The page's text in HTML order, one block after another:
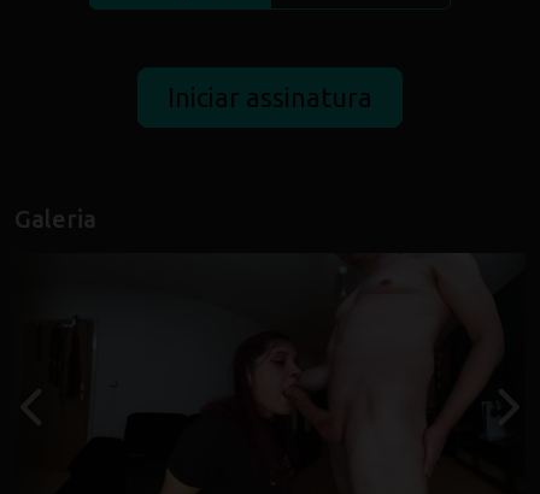
Galeria